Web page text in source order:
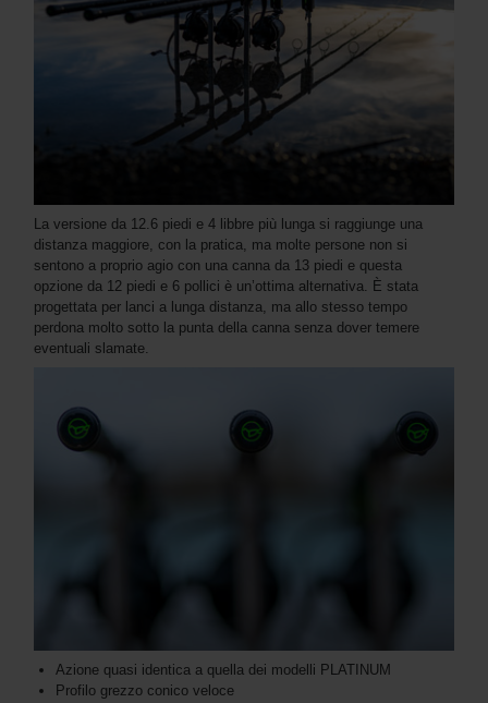
La versione da 12.6 piedi e 4 libbre più lunga si raggiunge una
distanza maggiore, con la pratica, ma molte persone non si
sentono a proprio agio con una canna da 13 piedi e questa
opzione da 12 piedi e 6 pollici è un’ottima alternativa. È stata
progettata per lanci a lunga distanza, ma allo stesso tempo
perdona molto sotto la punta della canna senza dover temere
eventuali slamate.
Azione quasi identica a quella dei modelli PLATINUM
Profilo grezzo conico veloce